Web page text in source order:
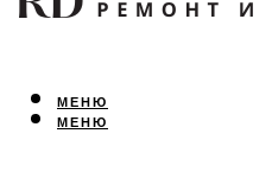
ВСЕ ПРО РЕМОНТ
МЕНЮ
МЕНЮ